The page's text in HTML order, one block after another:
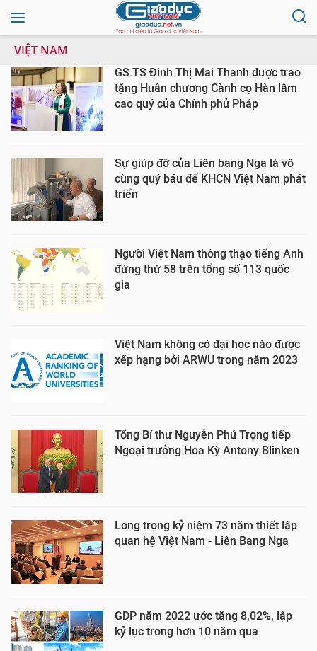
VIỆT NAM
GS.TS Đinh Thị Mai Thanh được trao
tặng Huân chương Cành cọ Hàn lâm
cao quý của Chính phủ Pháp
Sự giúp đỡ của Liên bang Nga là vô
cùng quý báu để KHCN Việt Nam phát
triển
Người Việt Nam thông thạo tiếng Anh
đứng thứ 58 trên tổng số 113 quốc
gia
Việt Nam không có đại học nào được
xếp hạng bởi ARWU trong năm 2023
Tổng Bí thư Nguyễn Phú Trọng tiếp
Ngoại trưởng Hoa Kỳ Antony Blinken
Long trọng kỷ niệm 73 năm thiết lập
quan hệ Việt Nam - Liên Bang Nga
GDP năm 2022 ước tăng 8,02%, lập
kỷ lục trong hơn 10 năm qua